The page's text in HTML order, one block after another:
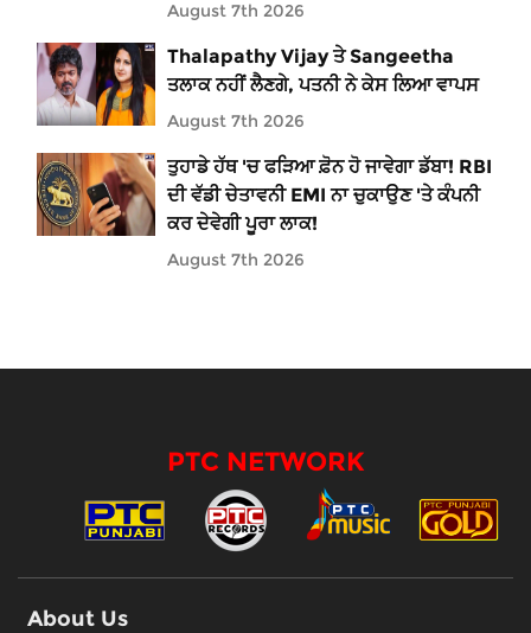
August 7th 2026
Thalapathy Vijay ਤੇ Sangeetha
ਤਲਾਕ ਨਹੀਂ ਲੈਣਗੇ, ਪਤਨੀ ਨੇ ਕੇਸ ਲਿਆ ਵਾਪਸ
August 7th 2026
ਤੁਹਾਡੇ ਹੱਥ 'ਚ ਫੜਿਆ ਫ਼ੋਨ ਹੋ ਜਾਵੇਗਾ ਡੱਬਾ! RBI
ਦੀ ਵੱਡੀ ਚੇਤਾਵਨੀ EMI ਨਾ ਚੁਕਾਉਣ 'ਤੇ ਕੰਪਨੀ
ਕਰ ਦੇਵੇਗੀ ਪੂਰਾ ਲਾਕ!
August 7th 2026
PTC NETWORK
About Us